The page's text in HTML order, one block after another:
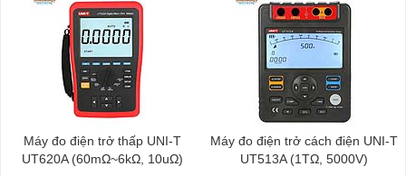
Máy đo điện trở thấp UNI-T
UT620A (60mΩ~6kΩ, 10uΩ)
Máy đo điện trở cách điện UNI-T
UT513A (1TΩ, 5000V)